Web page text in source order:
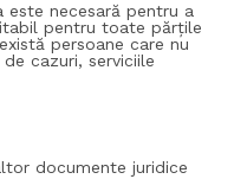
este necesară pentru a
pentru toate părțile
persoane care nu
cazuri, serviciile
documente juridice